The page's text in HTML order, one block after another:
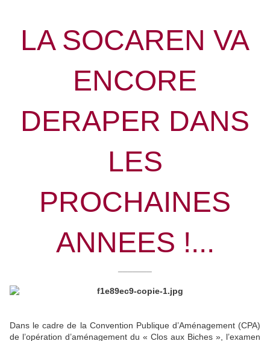
LA SOCAREN VA
ENCORE
DERAPER DANS
LES
PROCHAINES
ANNEES !...
Dans le cadre de la Convention Publique d’Aménagement (CPA)
de l’opération d’aménagement du « Clos aux Biches », l’examen